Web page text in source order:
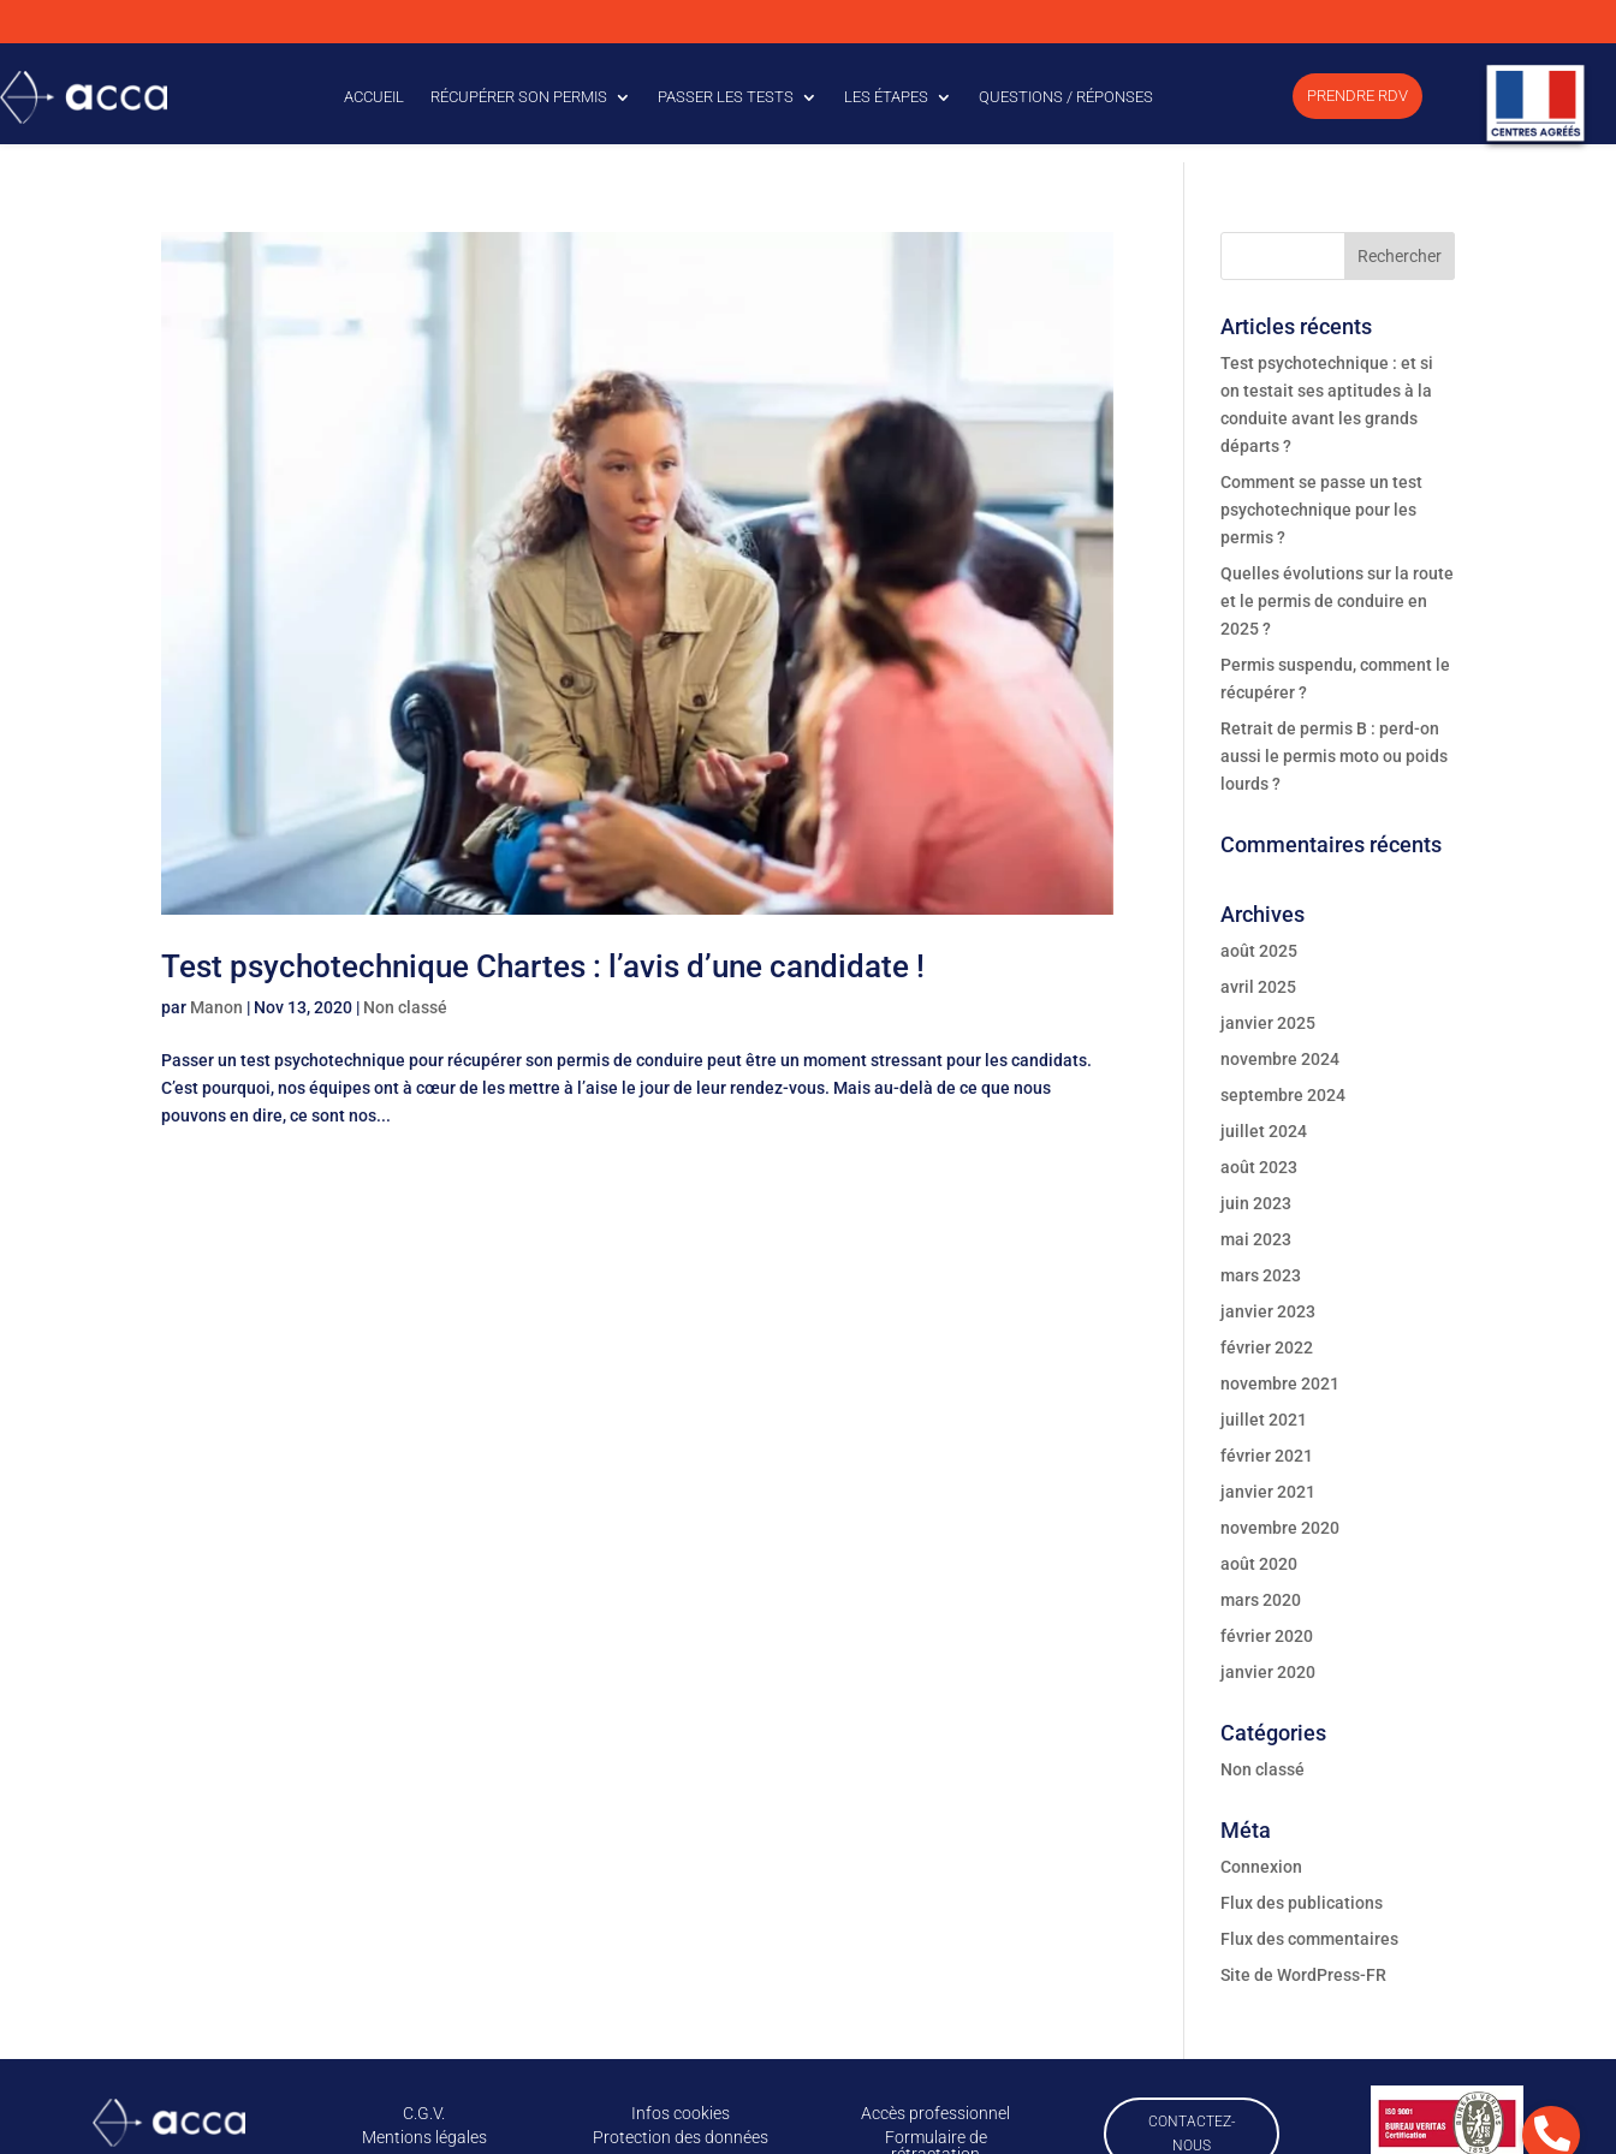
ACCUEIL RÉCUPÉRER SON PERMIS PASSER LES TESTS LES ÉTAPES QUESTIONS / RÉPONSES PRENDRE RDV
Test psychotechnique Chartes : l’avis d’une candidate !
par Manon | Nov 13, 2020 | Non classé
Passer un test psychotechnique pour récupérer son permis de conduire peut être un moment stressant pour les candidats.
C’est pourquoi, nos équipes ont à cœur de les mettre à l’aise le jour de leur rendez-vous. Mais au-delà de ce que nous
pouvons en dire, ce sont nos...
Articles récents
Test psychotechnique : et si
on testait ses aptitudes à la
conduite avant les grands
départs ?
Comment se passe un test
psychotechnique pour les
permis ?
Quelles évolutions sur la route
et le permis de conduire en
2025 ?
Permis suspendu, comment le
récupérer ?
Retrait de permis B : perd-on
aussi le permis moto ou poids
lourds ?
Commentaires récents
Archives
août 2025
avril 2025
janvier 2025
novembre 2024
septembre 2024
juillet 2024
août 2023
juin 2023
mai 2023
mars 2023
janvier 2023
février 2022
novembre 2021
juillet 2021
février 2021
janvier 2021
novembre 2020
août 2020
mars 2020
février 2020
janvier 2020
Catégories
Non classé
Méta
Connexion
Flux des publications
Flux des commentaires
Site de WordPress-FR
C.G.V.
Mentions légales
Infos cookies
Protection des données
Accès professionnel
Formulaire de
CONTACTEZ-
NOUS